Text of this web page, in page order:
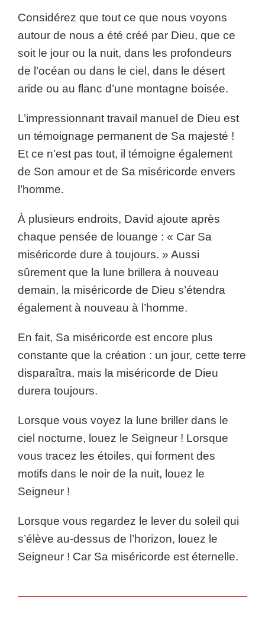
Considérez que tout ce que nous voyons
autour de nous a été créé par Dieu, que ce
soit le jour ou la nuit, dans les profondeurs
de l’océan ou dans le ciel, dans le désert
aride ou au flanc d’une montagne boisée.
L’impressionnant travail manuel de Dieu est
un témoignage permanent de Sa majesté !
Et ce n’est pas tout, il témoigne également
de Son amour et de Sa miséricorde envers
l’homme.
À plusieurs endroits, David ajoute après
chaque pensée de louange : « Car Sa
miséricorde dure à toujours. » Aussi
sûrement que la lune brillera à nouveau
demain, la miséricorde de Dieu s’étendra
également à nouveau à l’homme.
En fait, Sa miséricorde est encore plus
constante que la création : un jour, cette terre
disparaîtra, mais la miséricorde de Dieu
durera toujours.
Lorsque vous voyez la lune briller dans le
ciel nocturne, louez le Seigneur ! Lorsque
vous tracez les étoiles, qui forment des
motifs dans le noir de la nuit, louez le
Seigneur !
Lorsque vous regardez le lever du soleil qui
s’élève au-dessus de l’horizon, louez le
Seigneur ! Car Sa miséricorde est éternelle.